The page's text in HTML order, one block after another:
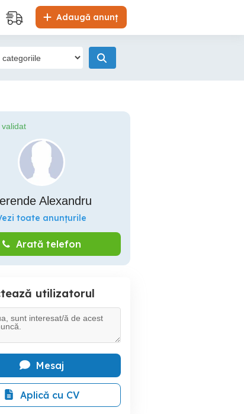
Adaugă anunț
validat
Alexandru
toate anunțurile
Arată telefon
utilizatorul
Mesaj
Aplică cu CV